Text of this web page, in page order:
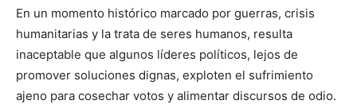
En un momento histórico marcado por guerras, crisis
humanitarias y la trata de seres humanos, resulta
inaceptable que algunos líderes políticos, lejos de
promover soluciones dignas, exploten el sufrimiento
ajeno para cosechar votos y alimentar discursos de odio.